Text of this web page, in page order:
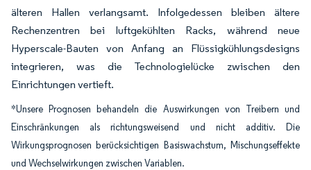
älteren Hallen verlangsamt. Infolgedessen bleiben ältere
Rechenzentren bei luftgekühlten Racks, während neue
Hyperscale-Bauten von Anfang an Flüssigkühlungsdesigns
integrieren, was die Technologielücke zwischen den
Einrichtungen vertieft.
*Unsere Prognosen behandeln die Auswirkungen von Treibern und
Einschränkungen als richtungsweisend und nicht additiv. Die
Wirkungsprognosen berücksichtigen Basiswachstum, Mischungseffekte
und Wechselwirkungen zwischen Variablen.